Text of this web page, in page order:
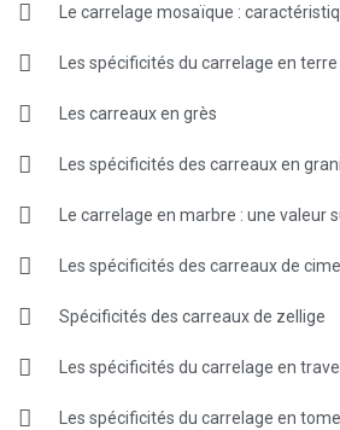
Le carrelage mosaïque :
Les spécificités du carrelage en
Les carreaux en grès
Les spécificités des carreaux en
Le carrelage en marbre : une valeur
Les spécificités des carreaux de
Spécificités des carreaux de zellige
Les spécificités du carrelage en
Les spécificités du carrelage en